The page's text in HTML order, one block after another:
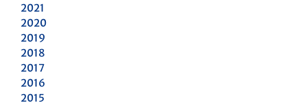
2021
2020
2019
2018
2017
2016
2015